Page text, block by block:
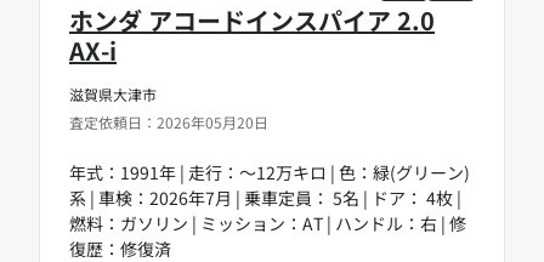
滋賀県大津市
査定依頼日：2026年05月20日
ホンダ アコードインスパイア 2.0
AX-i
年式：1991年 | 走行：～12万キロ | 色：緑(グリーン)
系 | 車検：2026年7月 | 乗車定員： 5名 | ドア： 4枚 |
燃料：ガソリン | ミッション：AT | ハンドル：右 | 修
復歴：修復済